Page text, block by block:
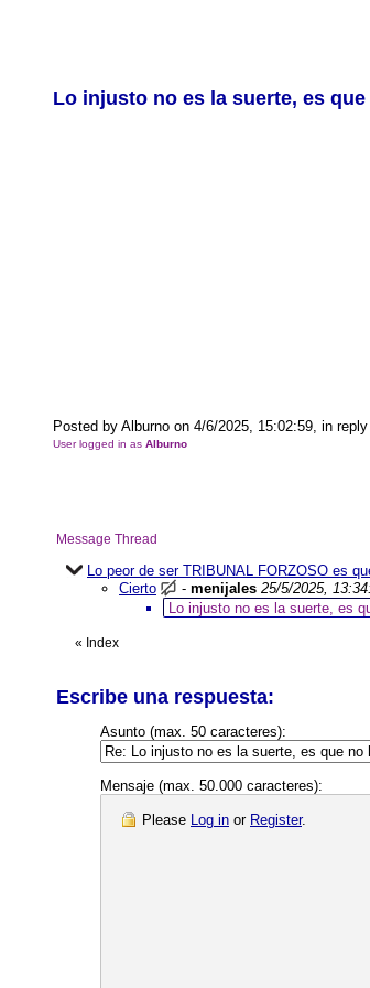
Lo injusto no es la suerte, es
Posted by Alburno on 4/6/2025, 15:02:59, in
User logged in as Alburno
Message Thread
Lo peor de ser TRIBUNAL FORZOSO es
Cierto
- menijales 25/5/2025,
Lo injusto no es la suerte, es
« Index
Escribe una respuesta:
Asunto (max. 50 caracteres):
Mensaje (max. 50.000 caracteres):
Please Log in or Register.